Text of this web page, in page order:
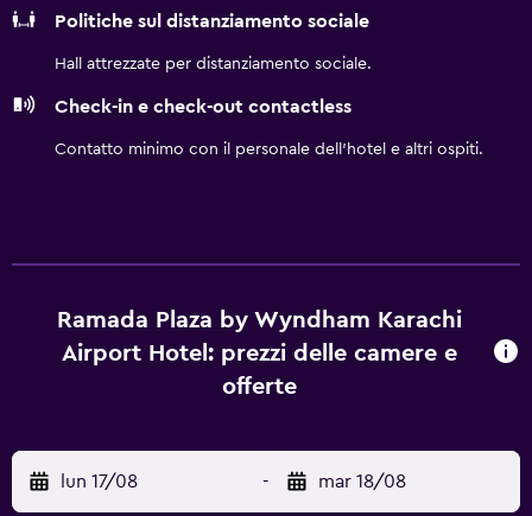
comprendono anche un centro fitness e una sauna.
Politiche sul distanziamento sociale
Hall attrezzate per distanziamento sociale.
Check-in e check-out contactless
Contatto minimo con il personale dell'hotel e altri ospiti.
Ramada Plaza by Wyndham Karachi
Airport Hotel: prezzi delle camere e
offerte
lun 17/08 - mar 18/08